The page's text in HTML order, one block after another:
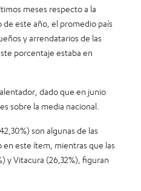
meses respecto a la
este año, el promedio país
y arrendatarios de las
porcentaje estaba en
dado que en junio
sobre la media nacional.
son algunas de las
este ítem, mientras que las
y Vitacura (26,32%), figuran